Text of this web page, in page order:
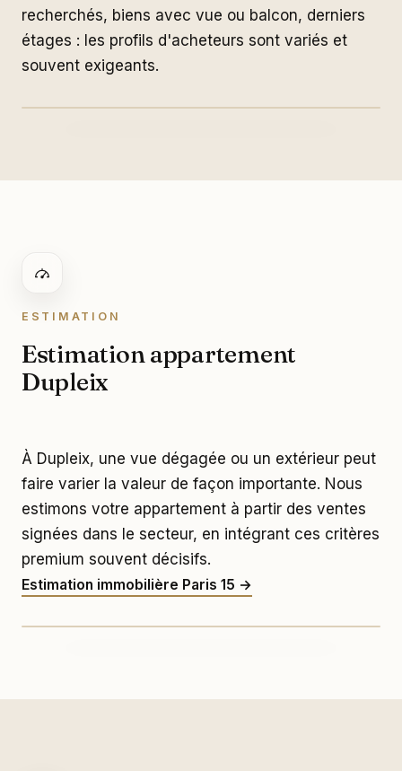
recherchés, biens avec vue ou balcon, derniers
étages : les profils d'acheteurs sont variés et
souvent exigeants.
Dupleix
ESTIMATION
Estimation appartement
Dupleix
À Dupleix, une vue dégagée ou un extérieur peut
faire varier la valeur de façon importante. Nous
estimons votre appartement à partir des ventes
signées dans le secteur, en intégrant ces critères
premium souvent décisifs.
Estimation immobilière Paris 15 →
Dupleix